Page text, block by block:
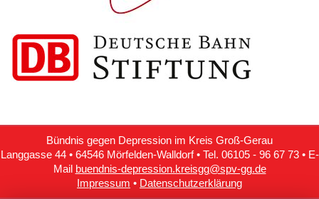
Bündnis gegen Depression im Kreis Groß-Gerau
Langgasse 44 • 64546 Mörfelden-Walldorf • Tel. 06105 - 96 67 73 • E-
Mail buendnis-depression.kreisgg@spv-gg.de
Impressum • Datenschutzerklärung